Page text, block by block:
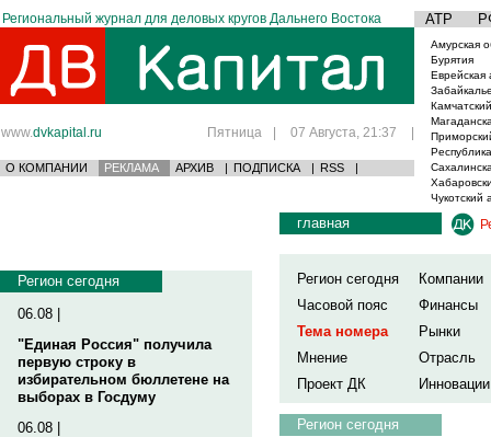
Региональный журнал для деловых кругов Дальнего Востока АТР
www.dvkapital.ru Пятница | 07 Августа, 21:37 |
О КОМПАНИИ РЕКЛАМА АРХИВ | ПОДПИСКА | RSS |
Амурская
Бурятия
Еврейская
Чукотский
Регион сегодня
06.08 |
"Единая Россия" получила
первую строку в
избирательном бюллетене на
выборах в Госдуму
06.08 |
главная
Регион сегодня
Компании
Часовой пояс
Финансы
Тема номера
Рынки
Мнение
Отрасль
Проект ДК
Инновации
Регион сегодня